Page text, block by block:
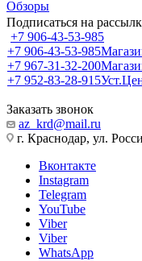
Обзоры
Подписаться на
+7 906-43-53-985
+7 906-43-53-985
+7 967-31-32-200
+7 952-83-28-915
Заказать звонок
az_krd@mail.ru
г. Краснодар, ул.
Вконтакте
Instagram
Telegram
YouTube
Viber
Viber
WhatsApp